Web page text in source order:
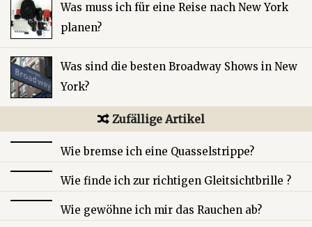
Was muss ich für eine Reise nach New York
planen?
Was sind die besten Broadway Shows in New
York?
Zufällige Artikel
Wie bremse ich eine Quasselstrippe?
Wie finde ich zur richtigen Gleitsichtbrille ?
Wie gewöhne ich mir das Rauchen ab?